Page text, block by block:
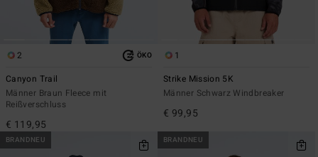
2 ÖKO
Canyon Trail
Männer Braun Fleece mit
Reißverschluss
€ 119,95
1
Strike Mission 5K
Männer Schwarz Windbreaker
€ 99,95
BRANDNEU BRANDNEU